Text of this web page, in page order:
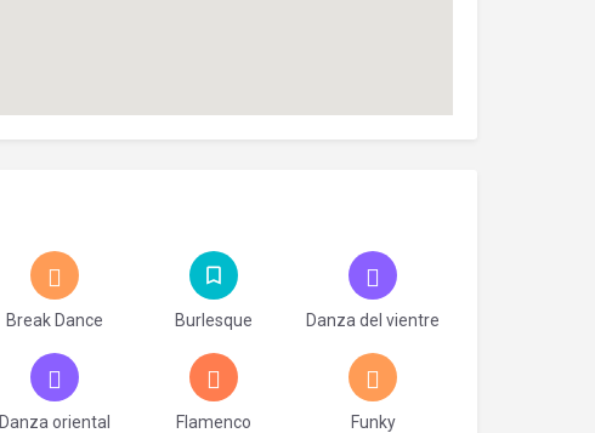
Break Dance Burlesque Danza del vientre
Danza oriental Flamenco Funky